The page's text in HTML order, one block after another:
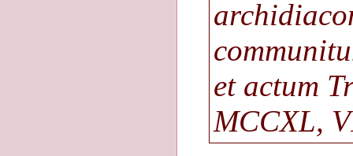
et actum
MCCXL,